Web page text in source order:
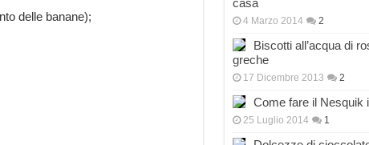
delle banane);
casa
4 Marzo 2014 2
Biscotti all’acqua di
greche
17 Dicembre 2013 2
Come fare il Nesquik
25 Luglio 2014 1